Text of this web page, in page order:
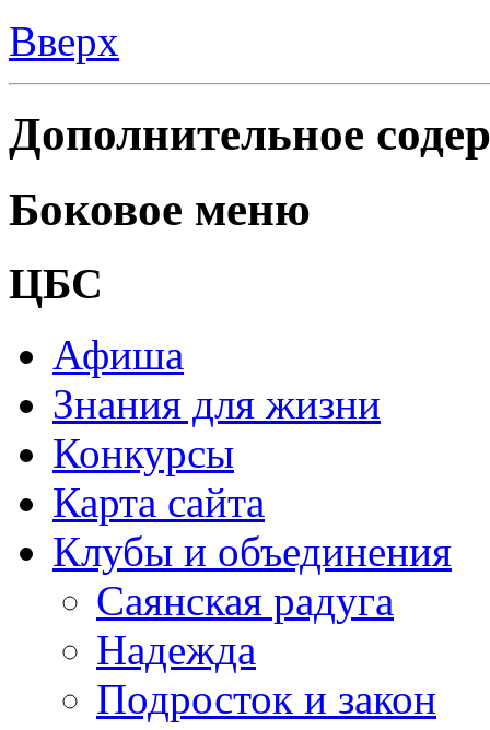
Вверх
Дополнительное
Боковое меню
ЦБС
Афиша
Знания для жизни
Конкурсы
Карта сайта
Клубы и объединения
Саянская радуга
Надежда
Подросток и закон